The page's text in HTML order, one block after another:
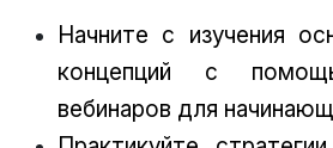
Начните с изучения
концепций с
вебинаров для